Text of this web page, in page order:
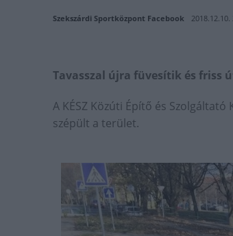
Szekszárdi Sportközpont Facebook 2018.12.10.
Tavasszal újra füvesítik és friss
A KÉSZ Közúti Építő és
szépült a terület.